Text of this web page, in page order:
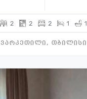
2 2 2 1 1
ვარკეთილი, თბილისი